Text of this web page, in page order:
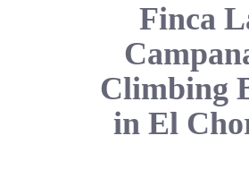
Finca
Climbing
in El